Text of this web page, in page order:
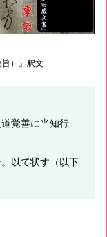
旨）』釈文
覚善に当知行
以て状す（以下